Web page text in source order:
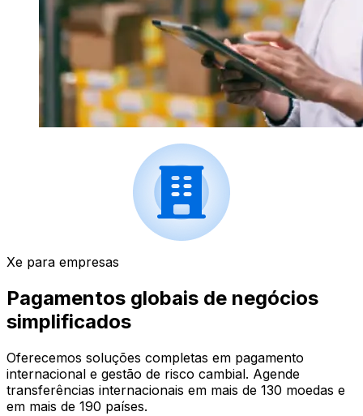
Xe para empresas
Pagamentos globais de negócios
simplificados
Oferecemos soluções completas em pagamento
internacional e gestão de risco cambial. Agende
transferências internacionais em mais de 130 moedas e
em mais de 190 países.